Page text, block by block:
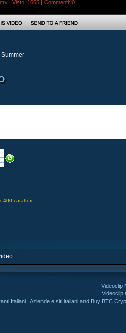
| Visto: 1665 | Commenti: 0
400 caratteri.
Videoclip
Videoclip
Italiani ,Aziende e siti italiani and Buy BTC